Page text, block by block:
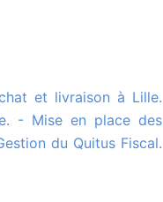
- Mise en place des
du Quitus Fiscal.